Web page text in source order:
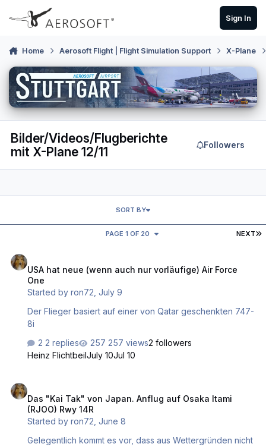
Skip to content
Sign In
Home Aerosoft Flight | Flight Simulation Support X-Plane
Bilder/Videos/Flugberichte
mit X-Plane 12/11
Followers
NEXT
PAGE 1 OF 20
SORT BY
USA hat neue (wenn auch nur vorläufige) Air Force
One
Started byron72 ,July 9
Der Flieger basiert auf einer von Qatar geschenkten 747-
8i
2 replies
257 views2 followers
Heinz FlichtbeilJuly 10Jul 10
Das "Kai Tak" von Japan. Anflug auf Osaka Itami
(RJOO) Rwy 14R
Started byron72 ,June 8
Gelegentlich kommt es vor, dass aus Wettergründen nicht